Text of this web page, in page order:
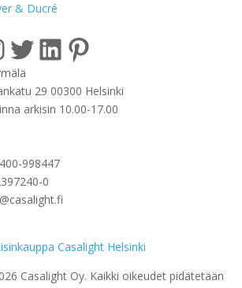
& Ducré
Twitter LinkedIn Pinterest
29 00300 Helsinki
arkisin 10.00-17.00
998447
0
Casalight Helsinki
Casalight Oy. Kaikki oikeudet pidätetään